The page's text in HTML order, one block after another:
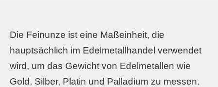
Die Feinunze ist eine Maßeinheit, die
hauptsächlich im Edelmetallhandel verwendet
wird, um das Gewicht von Edelmetallen wie
Gold, Silber, Platin und Palladium zu messen.